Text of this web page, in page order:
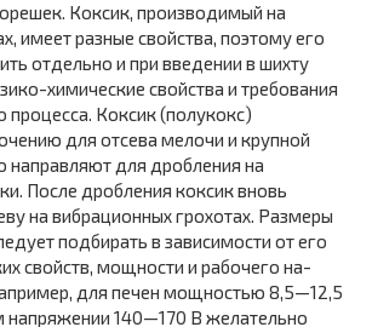
Коксик, производимый на
имеет разные свойства, поэтому его
отдельно и при введении в шихту
химические свойства и требования
процесса. Коксик (полукокс)
для отсева мелочи и крупной
направляют для дробления на
После дробления коксик вновь
на вибрационных грохотах. Раз­меры
подбирать в зависимости от его
свойств, мощности и рабочего на­
для печен мощностью 8,5—12,5
140—170 В желательно